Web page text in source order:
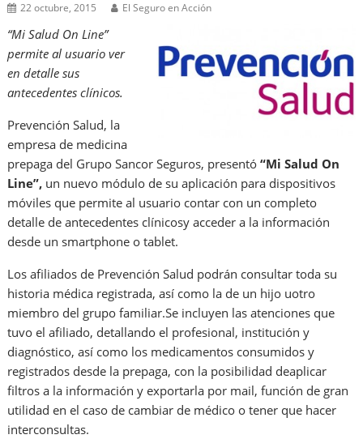
22 octubre, 2015 El Seguro en Acción
“Mi Salud On Line”
permite al usuario ver
en detalle sus
antecedentes clínicos.
Prevención Salud, la
empresa de medicina
prepaga del Grupo Sancor Seguros, presentó“Mi Salud On
Line”, un nuevo módulo de su aplicación para dispositivos
móviles que permite al usuario contar con un completo
detalle de antecedentes clínicosy acceder a la información
desde un smartphone o tablet.
Los afiliados de Prevención Salud podrán consultar toda su
historia médica registrada, así como la de un hijo uotro
miembro del grupo familiar.Se incluyen las atenciones que
tuvo el afiliado, detallando el profesional, institución y
diagnóstico, así como los medicamentos consumidos y
registrados desde la prepaga, con la posibilidad deaplicar
filtros a la información y exportarla por mail, función de gran
utilidad en el caso de cambiar de médico o tener que hacer
interconsultas.